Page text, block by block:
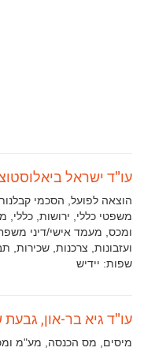
עו"ד ישראל
תחומי
עיסוק:
הוצאה לפועל, הסכמי
משפטי כללי, ירושות,
ומכס, מעמד אישי/דיני
ועזבונות, צרכנות, שכירות,
שפות: יידיש
עו"ד גיא בר-און,
תחומי
מיסים, מס הכנסה, מע"מ